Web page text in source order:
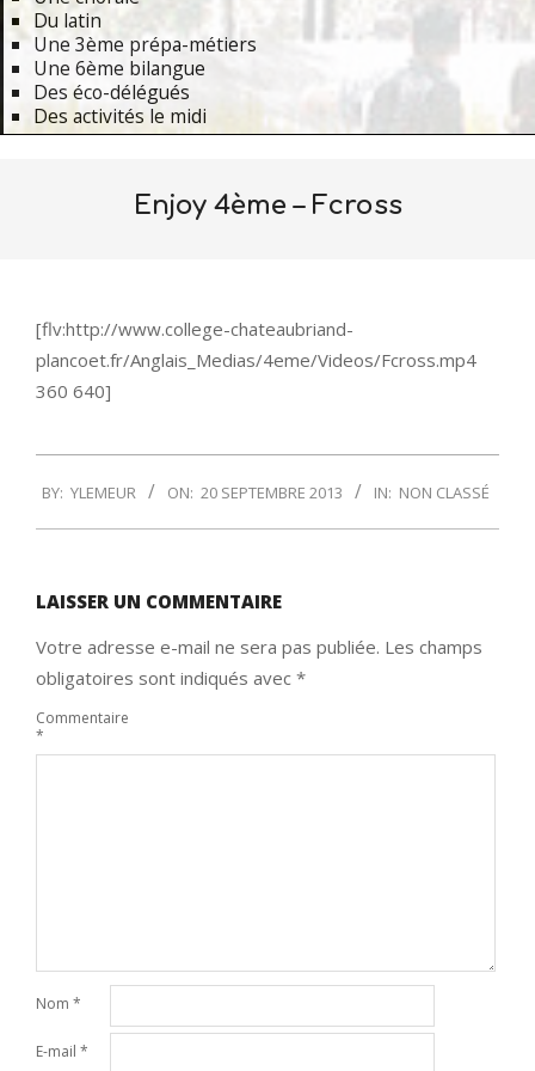
Du latin
Une 3ème prépa-métiers
Une 6ème bilangue
Des éco-délégués
Des activités le midi
Enjoy 4ème – Fcross
[flv:http://www.college-chateaubriand-
plancoet.fr/Anglais_Medias/4eme/Videos/Fcross.mp4
360 640]
09-
20
BY: YLEMEUR ON: 20 SEPTEMBRE 2013 IN: NON CLASSÉ
LAISSER UN COMMENTAIRE
Votre adresse e-mail ne sera pas publiée. Les champs
obligatoires sont indiqués avec *
Commentaire
*
Nom *
E-mail *